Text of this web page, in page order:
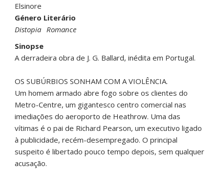
Elsinore
Género Literário
Distopia Romance
Sinopse
A derradeira obra de J. G. Ballard, inédita em Portugal.
OS SUBÚRBIOS SONHAM COM A VIOLÊNCIA.
Um homem armado abre fogo sobre os clientes do
Metro-Centre, um gigantesco centro comercial nas
imediações do aeroporto de Heathrow. Uma das
vítimas é o pai de Richard Pearson, um executivo ligado
à publicidade, recém-desempregado. O principal
suspeito é libertado pouco tempo depois, sem qualquer
acusação.